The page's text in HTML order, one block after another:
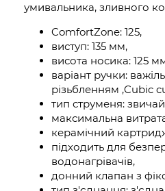
умивальника, зливного
ComfortZone: 125,
виступ: 135 мм,
висота носика: 125
варіант ручки:
різьбленням ,Cubic
тип струменя:
максимальна
керамічний
підходить для
водонагрівачів,
донний клапан з